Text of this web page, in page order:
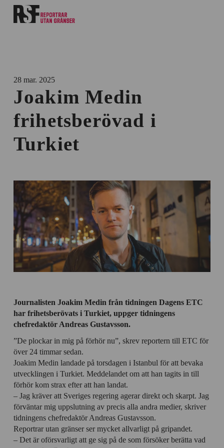
28 mar. 2025
Joakim Medin
frihetsberövad i
Turkiet
Journalisten Joakim Medin från tidningen Dagens ETC
har frihetsberövats i Turkiet, uppger tidningens
chefredaktör Andreas Gustavsson.
”De plockar in mig på förhör nu”, skrev reportern till ETC för
över 24 timmar sedan.
Joakim Medin landade på torsdagen i Istanbul för att bevaka
utvecklingen i Turkiet. Meddelandet om att han tagits in till
förhör kom strax efter att han landat.
– Jag kräver att Sveriges regering agerar direkt och skarpt. Jag
förväntar mig uppslutning av precis alla andra medier, skriver
tidningens chefredaktör Andreas Gustavsson.
Reportrar utan gränser ser mycket allvarligt på gripandet.
– Det är oförsvarligt att ge sig på de som försöker berätta vad